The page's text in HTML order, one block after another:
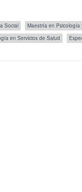
Social
Maestría en Psicología
en Servicios de Salud